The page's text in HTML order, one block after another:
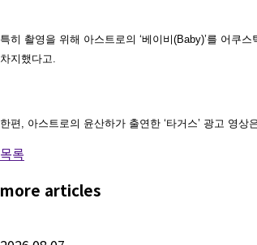
특히 촬영을 위해 아스트로의 ‘베이비(Baby)’를 어쿠
차지했다고.
한편, 아스트로의 윤산하가 출연한 ‘타거스’ 광고 영
목록
more articles